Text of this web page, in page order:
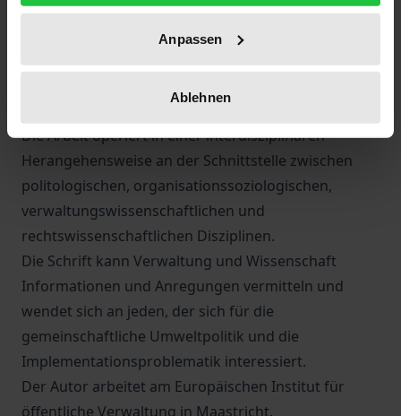
Anpassen
Ablehnen
gemeinschaftlichen Umweltrechts von der
Vorbereitung der Richtlinie in den Expertengruppen
Die Arbeit operiert in einer interdisziplinären
Herangehensweise an der Schnittstelle zwischen
politologischen, organisationssoziologischen,
verwaltungswissenschaftlichen und
rechtswissenschaftlichen Disziplinen.
Die Schrift kann Verwaltung und Wissenschaft
Informationen und Anregungen vermitteln und
wendet sich an jeden, der sich für die
gemeinschaftliche Umweltpolitik und die
Implementationsproblematik interessiert.
Der Autor arbeitet am Europäischen Institut für
öffentliche Verwaltung in Maastricht.